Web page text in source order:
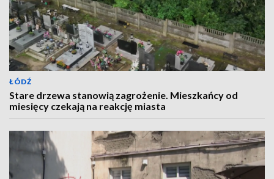
ŁÓDŹ
Stare drzewa stanowią zagrożenie. Mieszkańcy od
miesięcy czekają na reakcję miasta